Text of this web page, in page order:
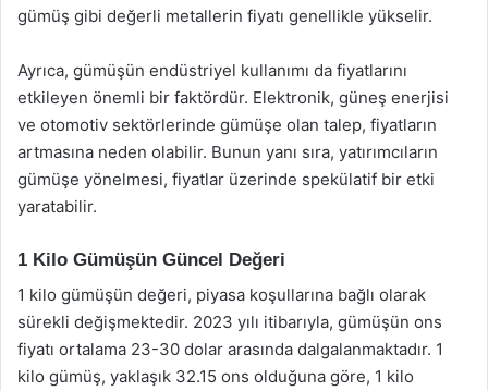
gümüş gibi değerli metallerin fiyatı genellikle yükselir.
Ayrıca, gümüşün endüstriyel kullanımı da fiyatlarını
etkileyen önemli bir faktördür. Elektronik, güneş enerjisi
ve otomotiv sektörlerinde gümüşe olan talep, fiyatların
artmasına neden olabilir. Bunun yanı sıra, yatırımcıların
gümüşe yönelmesi, fiyatlar üzerinde spekülatif bir etki
yaratabilir.
1 Kilo Gümüşün Güncel Değeri
1 kilo gümüşün değeri, piyasa koşullarına bağlı olarak
sürekli değişmektedir. 2023 yılı itibarıyla, gümüşün ons
fiyatı ortalama 23-30 dolar arasında dalgalanmaktadır. 1
kilo gümüş, yaklaşık 32.15 ons olduğuna göre, 1 kilo